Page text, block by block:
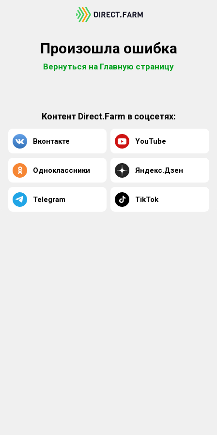
Произошла ошибка
Вернуться на Главную страницу
Контент Direct.Farm в соцсетях:
Вконтакте YouTube
Одноклассники Яндекс.Дзен
Telegram TikTok